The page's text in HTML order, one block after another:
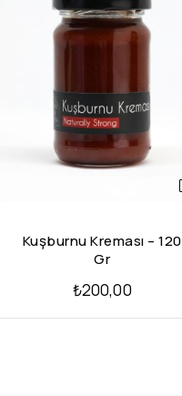
Kuşburnu Kreması – 120
Gr
₺200,00